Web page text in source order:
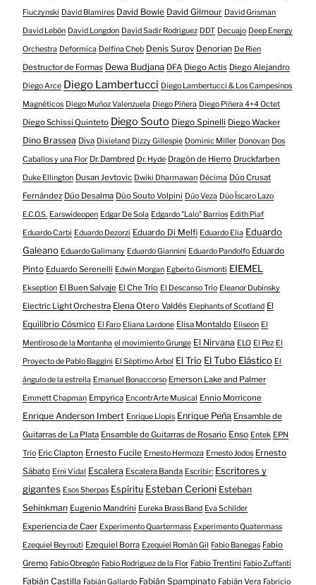
Fiuczynski David Blamires David Bowie David Gilmour David Grisman
David Lebón David Longdon David Sadir Rodriguez DDT Decuajo Deep Energy
Orchestra Deformica Delfina Cheb Denis Surov Denorian De Rien
Destructor de Formas Dewa Budjana DFA Diego Actis Diego Alejandro
Diego Arce Diego Lambertucci Diego Lambertucci & Los Campesinos
Magnéticos Diego Muñoz Valenzuela Diego Piñera Diego Piñera 4+4 Octet
Diego Schissi Quinteto Diego Souto Diego Spinelli Diego Wacker
Dino Brassea Diva Dixieland Dizzy Gillespie Dominic Miller Donovan Dos
Caballos y una Flor Dr. Dambred Dr. Hyde Dragón de Hierro Druckfarben
Duke Ellington Dusan Jevtovic Dwiki Dharmawan Décima Dúo Crusat
Fernández Dúo Desalma Dúo Souto Volpini Dúo Veza Dúo Íscaro Lazo
E.C.O.S. Earswideopen Edgar De Sola Edgardo "Lalo" Barrios Edith Piaf
Eduardo Carbi Eduardo Dezorzi Eduardo Di Melfi Eduardo Elia Eduardo
Galeano Eduardo Galimany Eduardo Giannini Eduardo Pandolfo Eduardo
Pinto Eduardo Serenelli Edwin Morgan Egberto Gismonti EIEMEL
Ekseption El Buen Salvaje El Che Trío El Descanso Trío Eleanor Dubinsky
Electric Light Orchestra Elena Otero Valdés Elephants of Scotland El
Equilibrio Cósmico El Faro Eliana Lardone Elisa Montaldo Eliseon El
Mentiroso de la Montanha el movimiento Grunge El Nirvana ELO El Pez El
Proyecto de Pablo Baggini El Séptimo Árbol El Trío El Tubo Elástico El
ángulo de la estrella Emanuel Bonaccorso Emerson Lake and Palmer
Emmett Chapman Empyrica EncontrArte Musical Ennio Morricone
Enrique Anderson Imbert Enrique Llopis Enrique Peña Ensamble de
Guitarras de La Plata Ensamble de Guitarras de Rosario Enso Entek EPN
Trío Eric Clapton Ernesto Fucile Ernesto Hermoza Ernesto Jodos Ernesto
Sábato Erni Vidal Escalera Escalera Banda Escribir: Escritores y
gigantes Esos Sherpas Espíritu Esteban Cerioni Esteban
Sehinkman Eugenio Mandrini Eureka Brass Band Eva Schilder
Experiencia de Caer Experimento Quartermass Experimento Quatermass
Ezequiel Beyrouti Ezequiel Borra Ezequiel Román Gil Fabio Banegas Fabio
Gremo Fabio Obregón Fabio Rodriguez de la Flor Fabio Trentini Fabio Zuffanti
Fabián Castilla Fabián Gallardo Fabián Spampinato Fabián Vera Fabricio